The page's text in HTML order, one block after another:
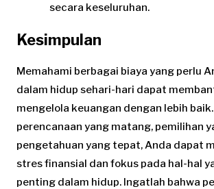
secara keseluruhan.
Kesimpulan
Memahami berbagai biaya yang perlu
dalam hidup sehari-hari dapat
mengelola keuangan dengan lebih
perencanaan yang matang, pemilihan
pengetahuan yang tepat, Anda dapat
stres finansial dan fokus pada hal-hal
penting dalam hidup. Ingatlah bahwa